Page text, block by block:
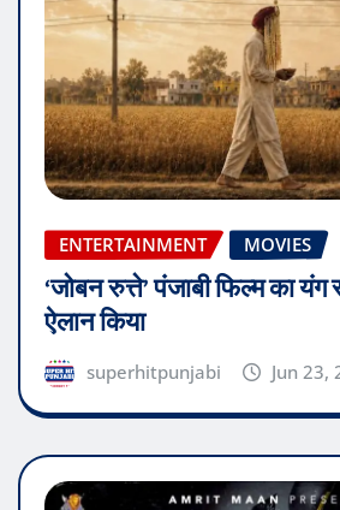
ENTERTAINMENT MOVIES
‘जोबन रुत्ते’ पंजाबी फिल्म का
ऐलान किया
superhitpunjabi Jun 23,